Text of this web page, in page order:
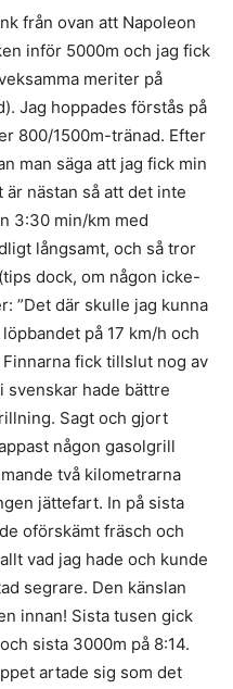
från ovan att Napoleon
inför 5000m och jag fick
meriter på
Jag hoppades förstås på
800/1500m-tränad. Efter
man säga att jag fick min
nästan så att det inte
3:30 min/km med
långsamt, och så tror
dock, om någon icke-
”Det där skulle jag kunna
på 17 km/h och
fick tillslut nog av
svenskar hade bättre
Sagt och gjort
någon gasolgrill
två kilometrarna
jättefart. In på sista
oförskämt fräsch och
vad jag hade och kunde
segrare. Den känslan
innan! Sista tusen gick
sista 3000m på 8:14.
artade sig som det